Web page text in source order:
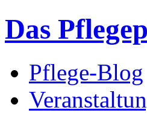
Das
Pflege-Blog